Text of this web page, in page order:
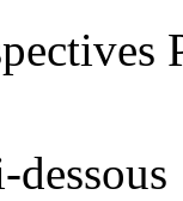
dessous